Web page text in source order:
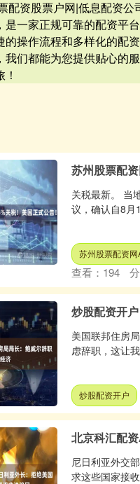
配资股票户网|低息配资
是一家正规可靠的配资平
的操作流程和多样化的配
我们都能为您提供贴心的
苏州股票配
关税最新。 当
议，确认自8月
苏州股票配资网
查看： 194
炒股配资开
美国联邦住房
虑辞职，这让
炒股配资开户
北京科汇配
尼日利亚外交
求这些国家接